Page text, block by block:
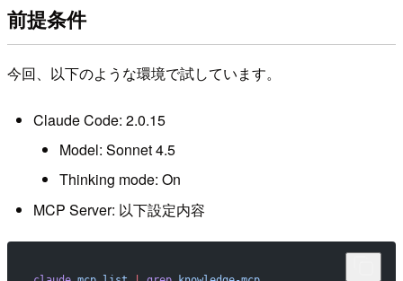
前提条件
今回、以下のような環境で試しています。
Claude Code: 2.0.15
Model: Sonnet 4.5
Thinking mode: On
MCP Server: 以下設定内容